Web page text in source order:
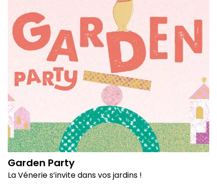
Garden Party
La Vénerie s’invite dans vos jardins !